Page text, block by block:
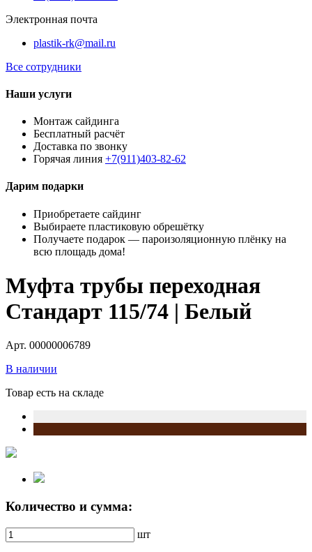
Электронная почта
plastik-rk@mail.ru
Все сотрудники
Наши услуги
Монтаж сайдинга
Бесплатный расчёт
Доставка по звонку
Горячая линия +7(911)403-82-62
Дарим подарки
Приобретаете сайдинг
Выбираете пластиковую обрешётку
Получаете подарок — пароизоляционную плёнку на
всю площадь дома!
Муфта трубы переходная
Стандарт 115/74 | Белый
Арт. 00000006789
В наличии
Товар есть на складе
Количество и сумма:
шт